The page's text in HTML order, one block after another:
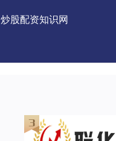
炒股配资知识网